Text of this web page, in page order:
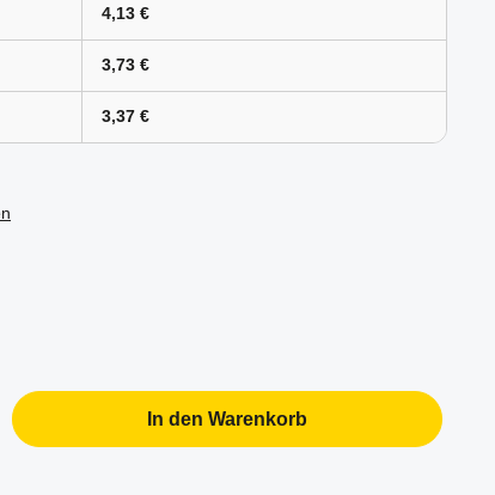
4,13 €
3,73 €
3,37 €
gewünschten Wert ein oder
In den Warenkorb